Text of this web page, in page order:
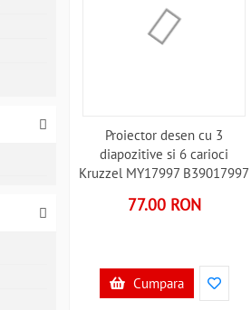
Proiector desen cu 3
diapozitive si 6 carioci
Kruzzel MY17997 B39017997
77.00 RON
Cumpara